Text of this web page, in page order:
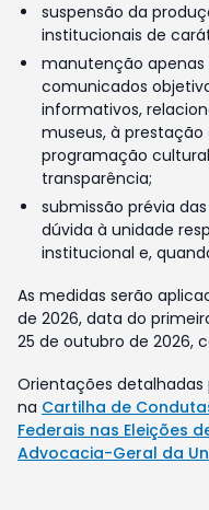
suspensão da
institucionais de
manutenção apenas
comunicados
informativos,
museus, à prestação
programação
transparência;
submissão prévia
dúvida à unidade
institucional e,
As medidas serão
de 2026, data do
25 de outubro de 2026,
Orientações
na Cartilha de
Federais nas Eleições
Advocacia-Geral da